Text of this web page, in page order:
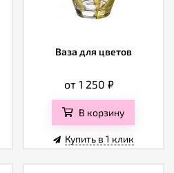
Ваза для цветов
от 1 250₽
В корзину
Купить в 1 клик